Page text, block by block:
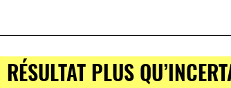
RÉSULTAT PLUS